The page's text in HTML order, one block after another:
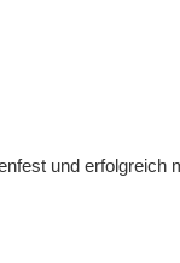
und erfolgreich